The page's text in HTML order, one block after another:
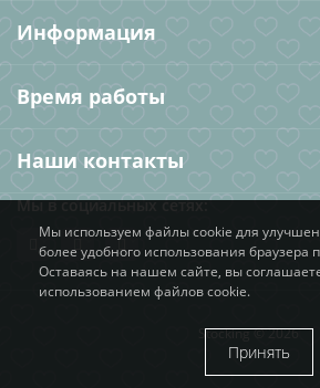
Информация
Время работы
Наши контакты
Мы в социальных сетях:
Stocking © 2026
Мы используем файлы cookie для
более удобного использования браузера
Оставаясь на нашем сайте, вы
использованием файлов cookie.
Принять